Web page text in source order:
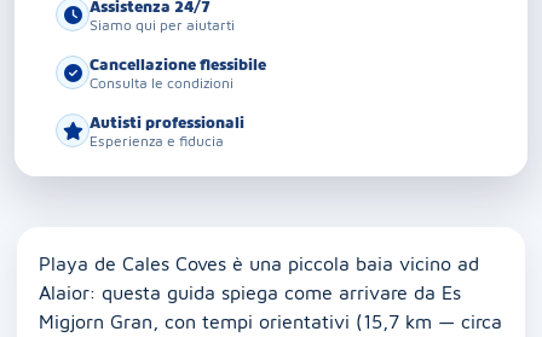
Assistenza 24/7
Siamo qui per aiutarti
Cancellazione flessibile
Consulta le condizioni
Autisti professionali
Esperienza e fiducia
Playa de Cales Coves è una piccola baia vicino ad
Alaior: questa guida spiega come arrivare da Es
Migjorn Gran, con tempi orientativi (15,7 km — circa